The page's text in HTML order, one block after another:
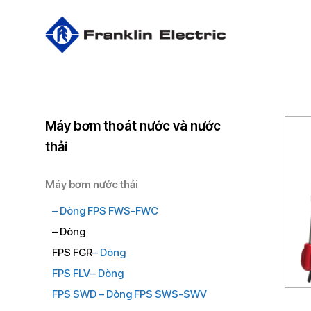
Máy bơm thoát nước và nước
thải
Máy bơm nước thải
– Dòng FPS FWS-FWC
– Dòng
FPS FGR– Dòng
FPS FLV– Dòng
FPS SWD– Dòng FPS SWS-SWV